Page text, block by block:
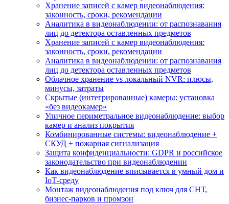
Хранение записей с камер видеонаблюдения:
законность, сроки, рекомендации
Аналитика в видеонаблюдении: от распознавания
лиц до детектора оставленных предметов
Хранение записей с камер видеонаблюдения:
законность, сроки, рекомендации
Аналитика в видеонаблюдении: от распознавания
лиц до детектора оставленных предметов
Облачное хранение vs локальный NVR: плюсы,
минусы, затраты
Скрытые (интегрированные) камеры: установка
«без видеокамер»
Уличное периметральное видеонаблюдение: выбор
камер и анализ покрытия
Комбинированные системы: видеонаблюдение +
СКУД + пожарная сигнализация
Защита конфиденциальности: GDPR и российское
законодательство при видеонаблюдении
Как видеонаблюдение вписывается в умный дом и
IoT‑среду
Монтаж видеонаблюдения под ключ для СНТ,
бизнес‑парков и промзон